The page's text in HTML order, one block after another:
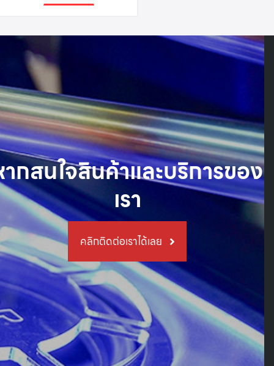
กสนใจสินค้าและบริการของ
เรา
คลิกติดต่อเราได้เลย